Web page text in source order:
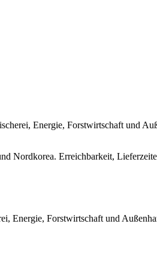
Energie, Forstwirtschaft und
Nordkorea. Erreichbarkeit,
Energie, Forstwirtschaft und